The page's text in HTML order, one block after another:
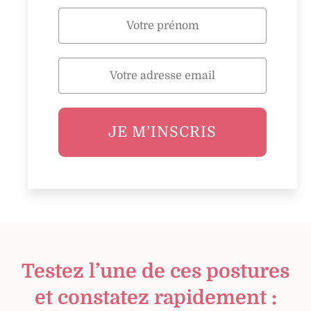
JE M’INSCRIS
Testez l’une de ces postures
et constatez rapidement :